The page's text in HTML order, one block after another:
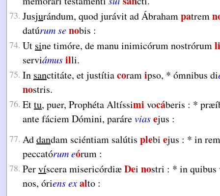
73. Jusjurándum, quod jurávit ad Ábrahampatrem
datúrum senobis :
74. Ut sine timóre, de manu inimicórum nostrórumli
serviámusilli.
75. In sanctitáte, et justítiacoramipso, * ómnibus di
nostris.
76. Ettu, puer, Prophéta Altíssimi vocáberis : *
ante fáciem Dómini, paráreviasejus :
77. Addandam sciéntiam salútis plebi ejus : * in
peccatórum eórum :
78. Pervíscera misericórdiæDei nostri : * in
nos, óriens exalto :